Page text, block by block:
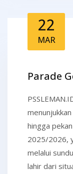
22
MAR
Parade
hingga
2025/2026,
melalui
lahir dari